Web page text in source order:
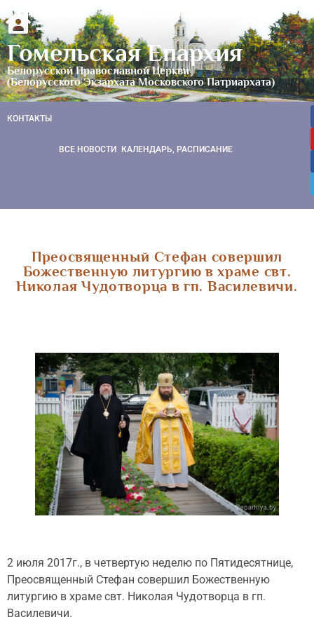
Гомельская Епархия
Белорусской Православной Церкви
(Белорусского Экзархата Московского Патриархата)
КОНТАКТЫ
ВСЕ НОВОСТИ КАЛЕНДАРЬ, РАСПИСАНИЕ
Преосвященный Стефан совершил
Божественную литургию в храме свт.
Николая Чудотворца в гп. Василевичи.
2 июля 2017г., в четвертую неделю по Пятидесятнице,
Преосвященный Стефан совершил Божественную
литургию в храме свт. Николая Чудотворца в гп.
Василевичи.